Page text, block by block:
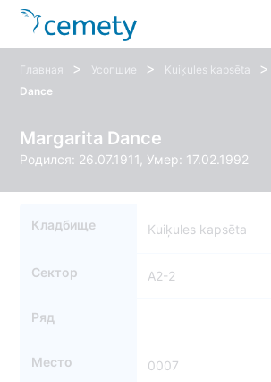
Главная > Усопшие > Kuiķules kapsēta >
Dance
Margarita Dance
Родился: 26.07.1911, Умер: 17.02.1992
Кладбище Kuiķules kapsēta
Сектор A2-2
Ряд
Место 0007